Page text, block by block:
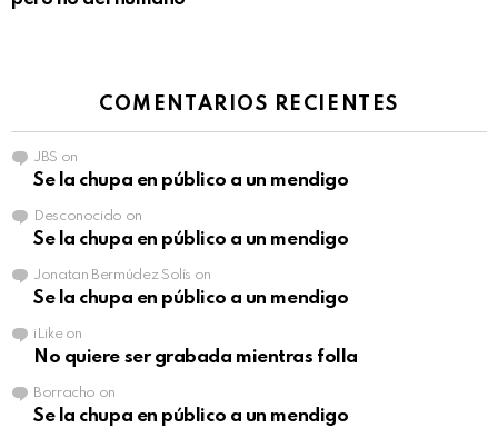
COMENTARIOS RECIENTES
JBS on
Se la chupa en público a un mendigo
Desconocido on
Se la chupa en público a un mendigo
Jonatan Bermúdez Solís on
Se la chupa en público a un mendigo
iLikeon
No quiere ser grabada mientras folla
Borracho on
Se la chupa en público a un mendigo